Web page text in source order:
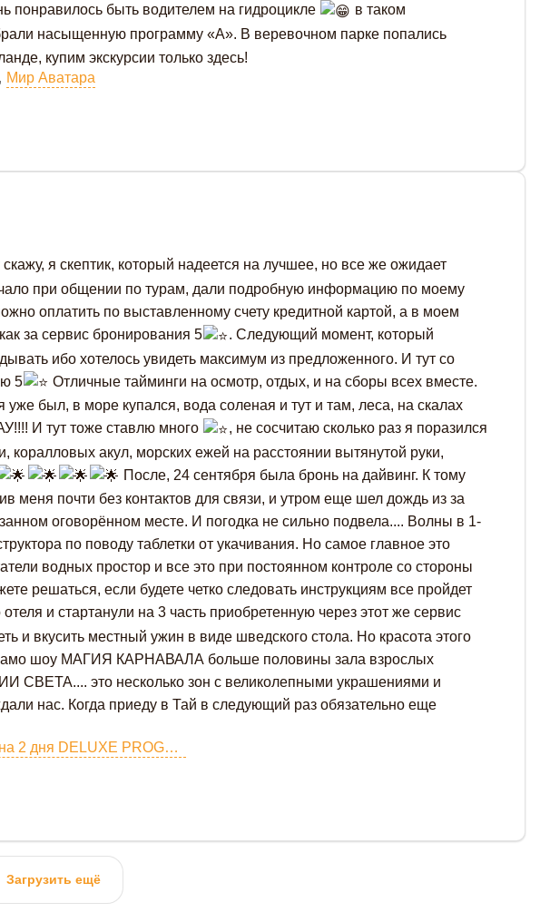
понравилось быть водителем на гидроцикле
в таком
насыщенную программу «А». В веревочном парке попались
купим экскурсии только здесь!
, Мир Аватара
я скептик, который надеется на лучшее, но все же ожидает
при общении по турам, дали подробную информацию по моему
оплатить по выставленному счету кредитной картой, а в моем
за сервис бронирования 5
. Следующий момент, который
ибо хотелось увидеть максимум из предложенного. И тут со
5
Отличные тайминги на осмотр, отдых, и на сборы всех вместе.
был, в море купался, вода соленая и тут и там, леса, на скалах
И тут тоже ставлю много
, не сосчитаю сколько раз я поразился
акул, морских ежей на расстоянии вытянутой руки,
После, 24 сентября была бронь на дайвинг. К тому
меня почти без контактов для связи, и утром еще шел дождь из за
оговорённом месте. И погодка не сильно подвела.... Волны в 1-
по поводу таблетки от укачивания. Но самое главное это
водных простор и все это при постоянном контроле со стороны
решаться, если будете четко следовать инструкциям все пройдет
и стартанули на 3 часть приобретенную через этот же сервис
и вкусить местный ужин в виде шведского стола. Но красота этого
Само шоу МАГИЯ КАРНАВАЛА больше половины зала взрослых
СВЕТА.... это несколько зон с великолепными украшениями и
нас. Когда приеду в Тай в следующий раз обязательно еще
5 Жемчужин Андамана 2 дня DELUXE PROGRAM (JAMES BOND + KRABI + PHI PHI)
Загрузить ещё